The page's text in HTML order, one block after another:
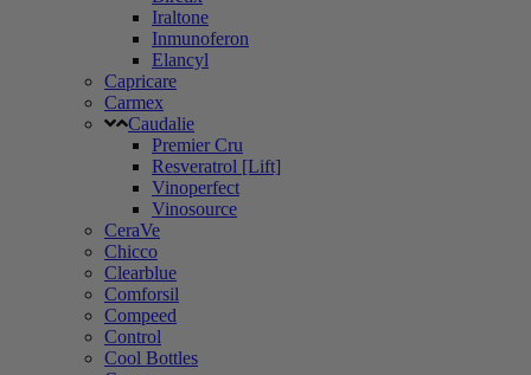
Iraltone
Inmunoferon
Elancyl
Capricare
Carmex
Caudalie
Premier Cru
Resveratrol [Lift]
Vinoperfect
Vinosource
CeraVe
Chicco
Clearblue
Comforsil
Compeed
Control
Cool Bottles